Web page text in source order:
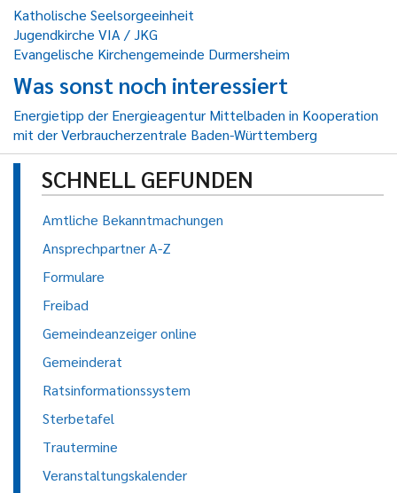
Katholische Seelsorgeeinheit
Jugendkirche VIA / JKG
Evangelische Kirchengemeinde Durmersheim
Was sonst noch interessiert
Energietipp der Energieagentur Mittelbaden in Kooperation
mit der Verbraucherzentrale Baden-Württemberg
SCHNELL GEFUNDEN
Amtliche Bekanntmachungen
Ansprechpartner A-Z
Formulare
Freibad
Gemeindeanzeiger online
Gemeinderat
Ratsinformationssystem
Sterbetafel
Trautermine
Veranstaltungskalender